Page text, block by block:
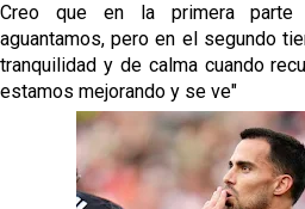
El Sevilla Juvenil A última
su debut en la Cantalejo
La cita ante el Espanyol a
El dato que destaca a
grandes ligas
Creo que en la primera
aguantamos, pero en el segundo
tranquilidad y de calma cuando
estamos mejorando y se ve"